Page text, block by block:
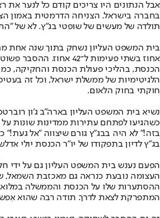
אבל הנתונים היו צריכים קודם כל לנער את
בחברה בישראל. הצניחה הדרמטית באמון
תולדה של מעשים של שופטי בג"ץ. לא של
אחוז בשתי פעימות ל־42
הכנסת, בהליכי פעולת הכנסת והחקיקה,
הלגיטימיות של ממשלת ישראל, וכל זה
חוקתי בחוק הלאום.
נשיא בית המשפט העליון בארה"ב ג'ון
כשהגיעו לפתחם עתירות ממדינות שונות על
בזה!" לא היה בבג"ץ גורם שיצווה "אל געת!"
בג"ץ לדיון בתפקודו של יו"ר הכנסת יולי
הפעם נענש בית המשפט העליון גם על ידי
העצומה נובעת כנראה גם מאכזבת
ההסתערות שלו על הכנסת והממשלה
המתפרקת לצאת לדרך. תודה רבה שהוא